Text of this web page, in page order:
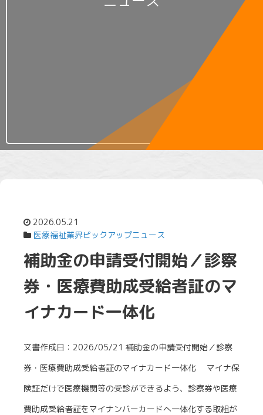
2026.05.21
医療福祉業界ピックアップニュース
補助金の申請受付開始／診察
券・医療費助成受給者証のマ
イナカード一体化
文書作成日：2026/05/21 補助金の申請受付開始／診察
券・医療費助成受給者証のマイナカード一体化 マイナ保
険証だけで医療機関等の受診ができるよう、診察券や医療
費助成受給者証をマイナンバーカードへ一体化する取組が